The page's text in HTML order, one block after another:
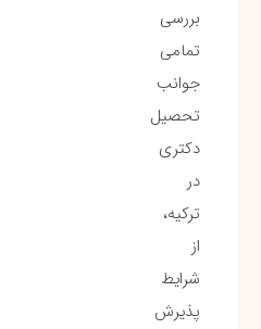
بررسی
تمامی
جوانب
تحصیل
دکتری
در
ترکیه،
از
شرایط
پذیرش